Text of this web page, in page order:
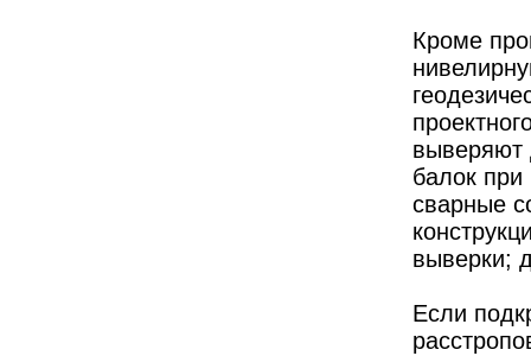
Кроме
выверяют
балок
сварные
выверки;
Если